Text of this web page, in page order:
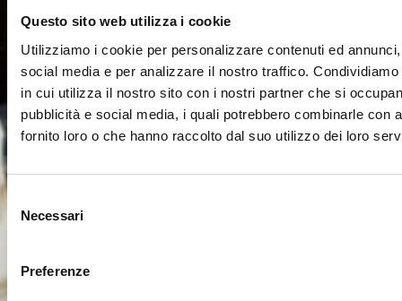
Questo sito web utilizza i cookie
Utilizziamo i cookie per personalizzare contenuti ed
social media e per analizzare il nostro traffico.
in cui utilizza il nostro sito con i nostri partner che si
pubblicità e social media, i quali potrebbero combinarle con
fornito loro o che hanno raccolto dal suo utilizzo dei loro
Selezione
delNecessari
Preferenze